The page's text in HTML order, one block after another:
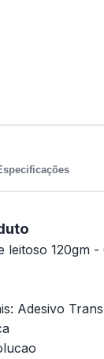
leitoso 120gm
Adesivo